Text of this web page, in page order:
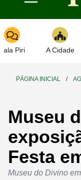
Toggle
Piri A Cidade
PÁGINA INICIAL /
Museu
Festa
Museu do Divino